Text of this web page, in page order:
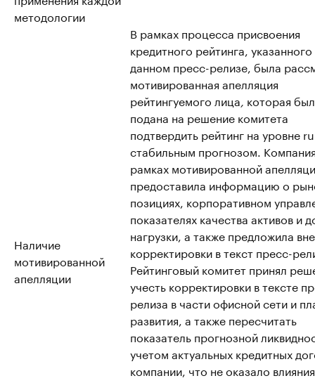
методологии
Наличие
мотивированной
апелляции
В рамках процесса присвоения
кредитного рейтинга, указанного
данном пресс-релизе, была
мотивированная апелляция
рейтингуемого лица, которая
подана на решение комитета
подтвердить рейтинг на уровне
стабильным прогнозом.
рамках мотивированной
предоставила информацию о
позициях, корпоративном
показателях качества активов и
нагрузки, а также предложила
корректировки в текст пресс-
Рейтинговый комитет принял
учесть корректировки в тексте
релиза в части офисной сети и
развития, а также пересчитать
показатель прогнозной
учетом актуальных кредитных
компании, что не оказало